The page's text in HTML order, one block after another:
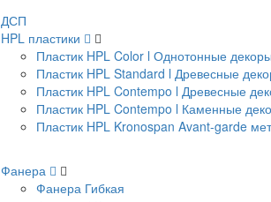
ДСП
HPL пластики
Пластик HPL Color l Однотонные декоры
Пластик HPL Standard l Древесные
Пластик HPL Contempo l Древесные
Пластик HPL Contempo l Каменные
Пластик HPL Kronospan Avant-garde
Фанера
Фанера Гибкая